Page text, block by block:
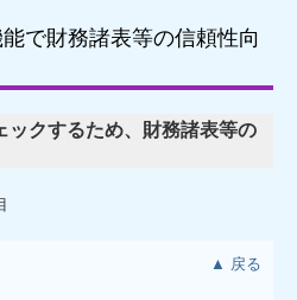
で財務諸表等の信頼性向
ックするため、財務諸表等の
▲ 戻る